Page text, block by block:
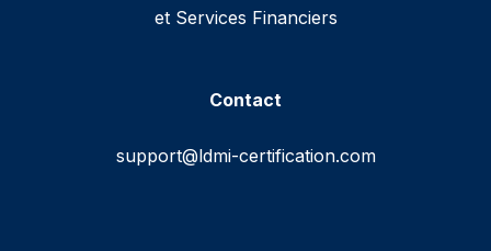
et Services Financiers
Contact
support@ldmi-certification.com